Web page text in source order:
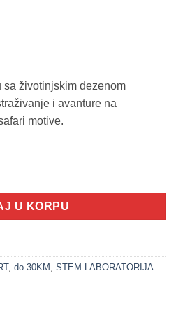
životinjskim dezenom
i avanture na
motive.
LEOPARD količina
U KORPU
, do 30KM STEM LABORATORIJA